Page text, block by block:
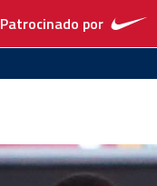
Patrocinado por